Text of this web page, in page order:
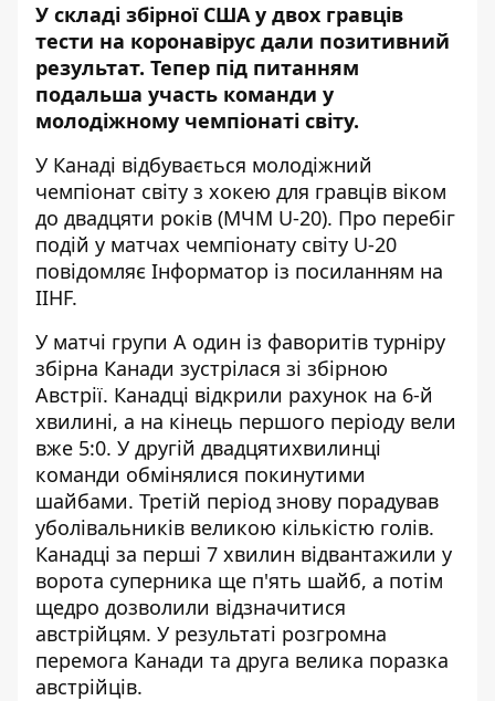
У складі збірної США у двох гравців
тести на коронавірус дали позитивний
результат. Тепер під питанням
подальша участь команди у
молодіжному чемпіонаті світу.
У Канаді відбувається молодіжний
чемпіонат світу з хокею для гравців віком
до двадцяти років (МЧМ U-20). Про перебіг
подій у матчах чемпіонату світу U-20
повідомляє Інформатор із посиланням на
IIHF.
У матчі групи А один із фаворитів турніру
збірна Канади зустрілася зі збірною
Австрії. Канадці відкрили рахунок на 6-й
хвилині, а на кінець першого періоду вели
вже 5:0. У другій двадцятихвилинці
команди обмінялися покинутими
шайбами. Третій період знову порадував
уболівальників великою кількістю голів.
Канадці за перші 7 хвилин відвантажили у
ворота суперника ще п'ять шайб, а потім
щедро дозволили відзначитися
австрійцям. У результаті розгромна
перемога Канади та друга велика поразка
австрійців.